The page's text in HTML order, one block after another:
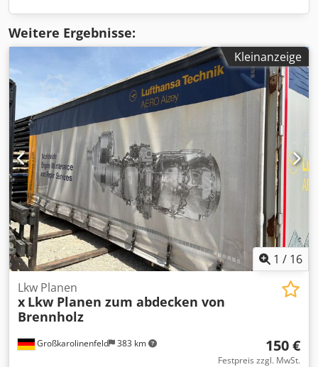
Weitere Ergebnisse:
Kleinanzeige
1 / 16
Großkarolinenfeld 383 km
Lkw Planen
x Lkw Planen zum abdecken von
Brennholz
150 €
Festpreis zzgl. MwSt.